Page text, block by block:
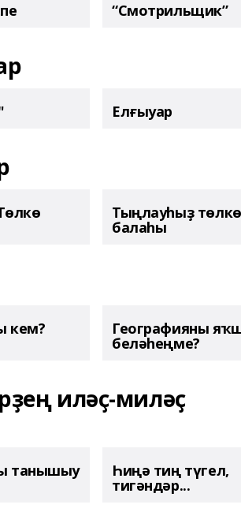
“Смотрильщик”
Елғыуар
Тыңлауһыҙ төлкө
балаһы
кем? Географияны
беләһеңме?
иләҫ-миләҫ
танышыу Һиңә тиң түгел,
тигәндәр...